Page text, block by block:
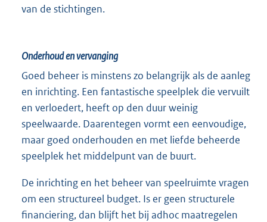
van de stichtingen.
Onderhoud en vervanging
Goed beheer is minstens zo belangrijk als de aanleg
en inrichting. Een fantastische speelplek die vervuilt
en verloedert, heeft op den duur weinig
speelwaarde. Daarentegen vormt een eenvoudige,
maar goed onderhouden en met liefde beheerde
speelplek het middelpunt van de buurt.
De inrichting en het beheer van speelruimte vragen
om een structureel budget. Is er geen structurele
financiering, dan blijft het bij adhoc maatregelen